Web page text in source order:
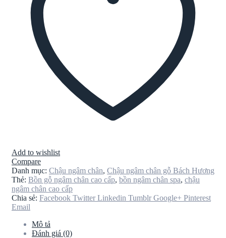
Add to wishlist
Compare
Danh mục: Chậu ngâm chân, Chậu ngâm chân gỗ Bách Hương
Thẻ: Bồn gỗ ngâm chân cao cấp, bồn ngâm chân spa, chậu
ngâm chân cao cấp
Chia sẻ: Facebook Twitter Linkedin Tumblr Google+ Pinterest
Email
Mô tả
Đánh giá (0)